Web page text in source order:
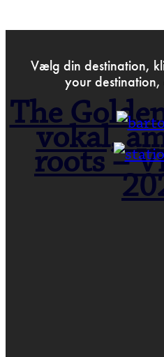
Vælg din destination,
your
The
vokal,
roots –